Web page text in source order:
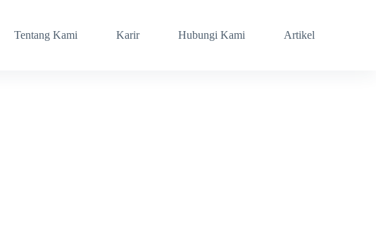
Tentang Kami Karir Hubungi Kami Artikel